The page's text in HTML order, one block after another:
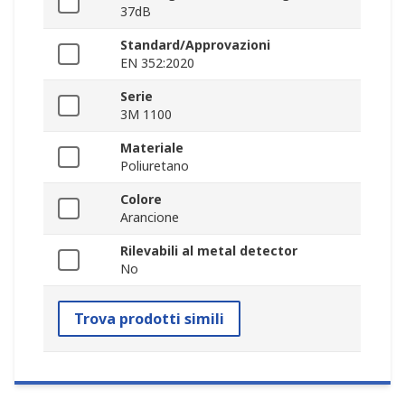
37dB
Standard/Approvazioni
EN 352:2020
Serie
3M 1100
Materiale
Poliuretano
Colore
Arancione
Rilevabili al metal detector
No
Trova prodotti simili